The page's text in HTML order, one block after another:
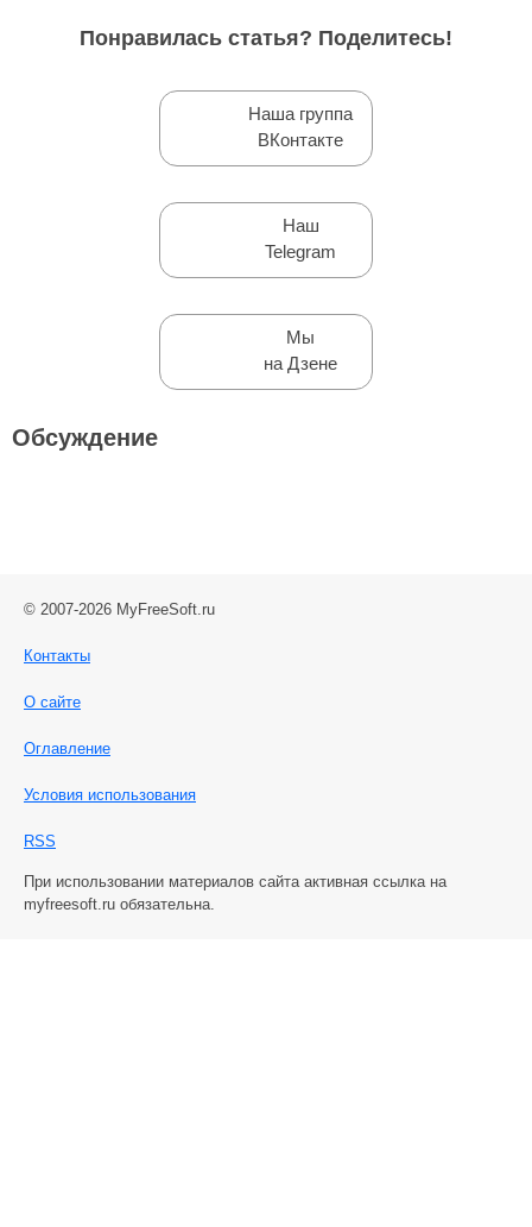
Понравилась статья? Поделитесь!
Наша группа
ВКонтакте
Наш
Telegram
Мы
на Дзене
Обсуждение
© 2007-2026 MyFreeSoft.ru
Контакты
О сайте
Оглавление
Условия использования
RSS
При использовании материалов сайта активная ссылка на
myfreesoft.ru обязательна.